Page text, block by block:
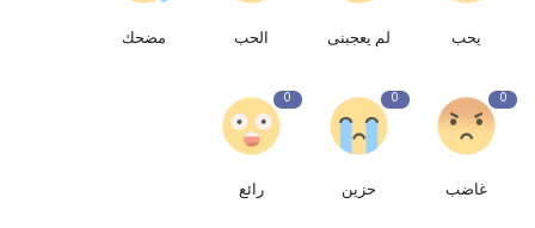
يحب لم يعجبنى الحب مضحك
0
غاضب
0
حزين
0
رائع